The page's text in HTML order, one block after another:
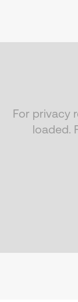
For privacy
loaded.